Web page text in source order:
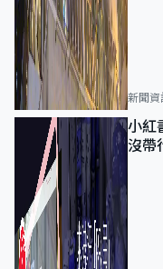
新聞資
小紅
沒帶